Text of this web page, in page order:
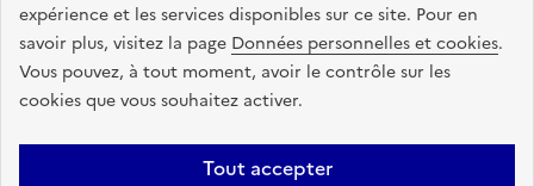
expérience et les services disponibles sur ce site. Pour en
savoir plus, visitez la page Données personnelles et cookies.
Vous pouvez, à tout moment, avoir le contrôle sur les
cookies que vous souhaitez activer.
Tout accepter
legifrance.gouv.fr
info.gouv.fr
service-public.gouv.fr
data.gouv.fr
Plan du site Accessibilite : non conforme
Mentions légales